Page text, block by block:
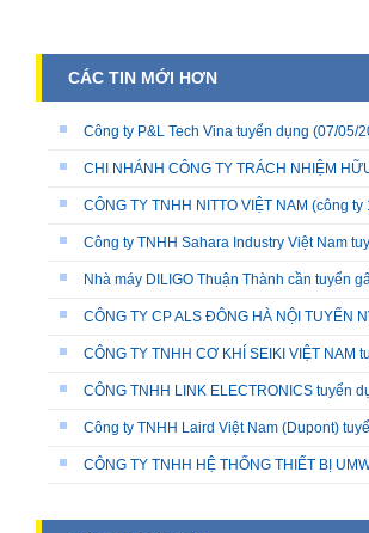
CÁC TIN MỚI HƠN
Công ty P&L Tech Vina tuyển dụng (07/05/
CHI NHÁNH CÔNG TY TRÁCH NHIỆM
CÔNG TY TNHH NITTO VIỆT NAM (công
Công ty TNHH Sahara Industry Việt Nam
Nhà máy DILIGO Thuận Thành cần tuyển
CÔNG TY CP ALS ĐÔNG HÀ NỘI TUYỂN
CÔNG TY TNHH CƠ KHÍ SEIKI VIỆT NAM
CÔNG TNHH LINK ELECTRONICS tuyển
Công ty TNHH Laird Việt Nam (Dupont)
CÔNG TY TNHH HỆ THỐNG THIẾT BỊ